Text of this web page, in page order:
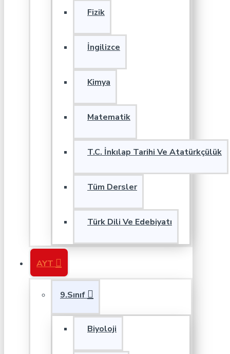
Fizik
İngilizce
Kimya
Matematik
T.C. İnkılap Tarihi Ve Atatürkçülük
Tüm Dersler
Türk Dili Ve Edebiyatı
AYT
9.Sınıf
Biyoloji